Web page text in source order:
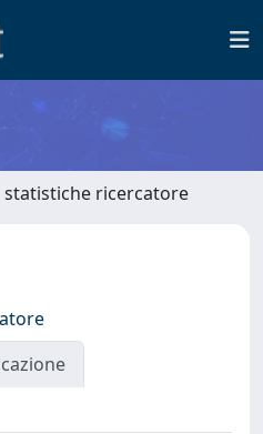
statistiche ricercatore